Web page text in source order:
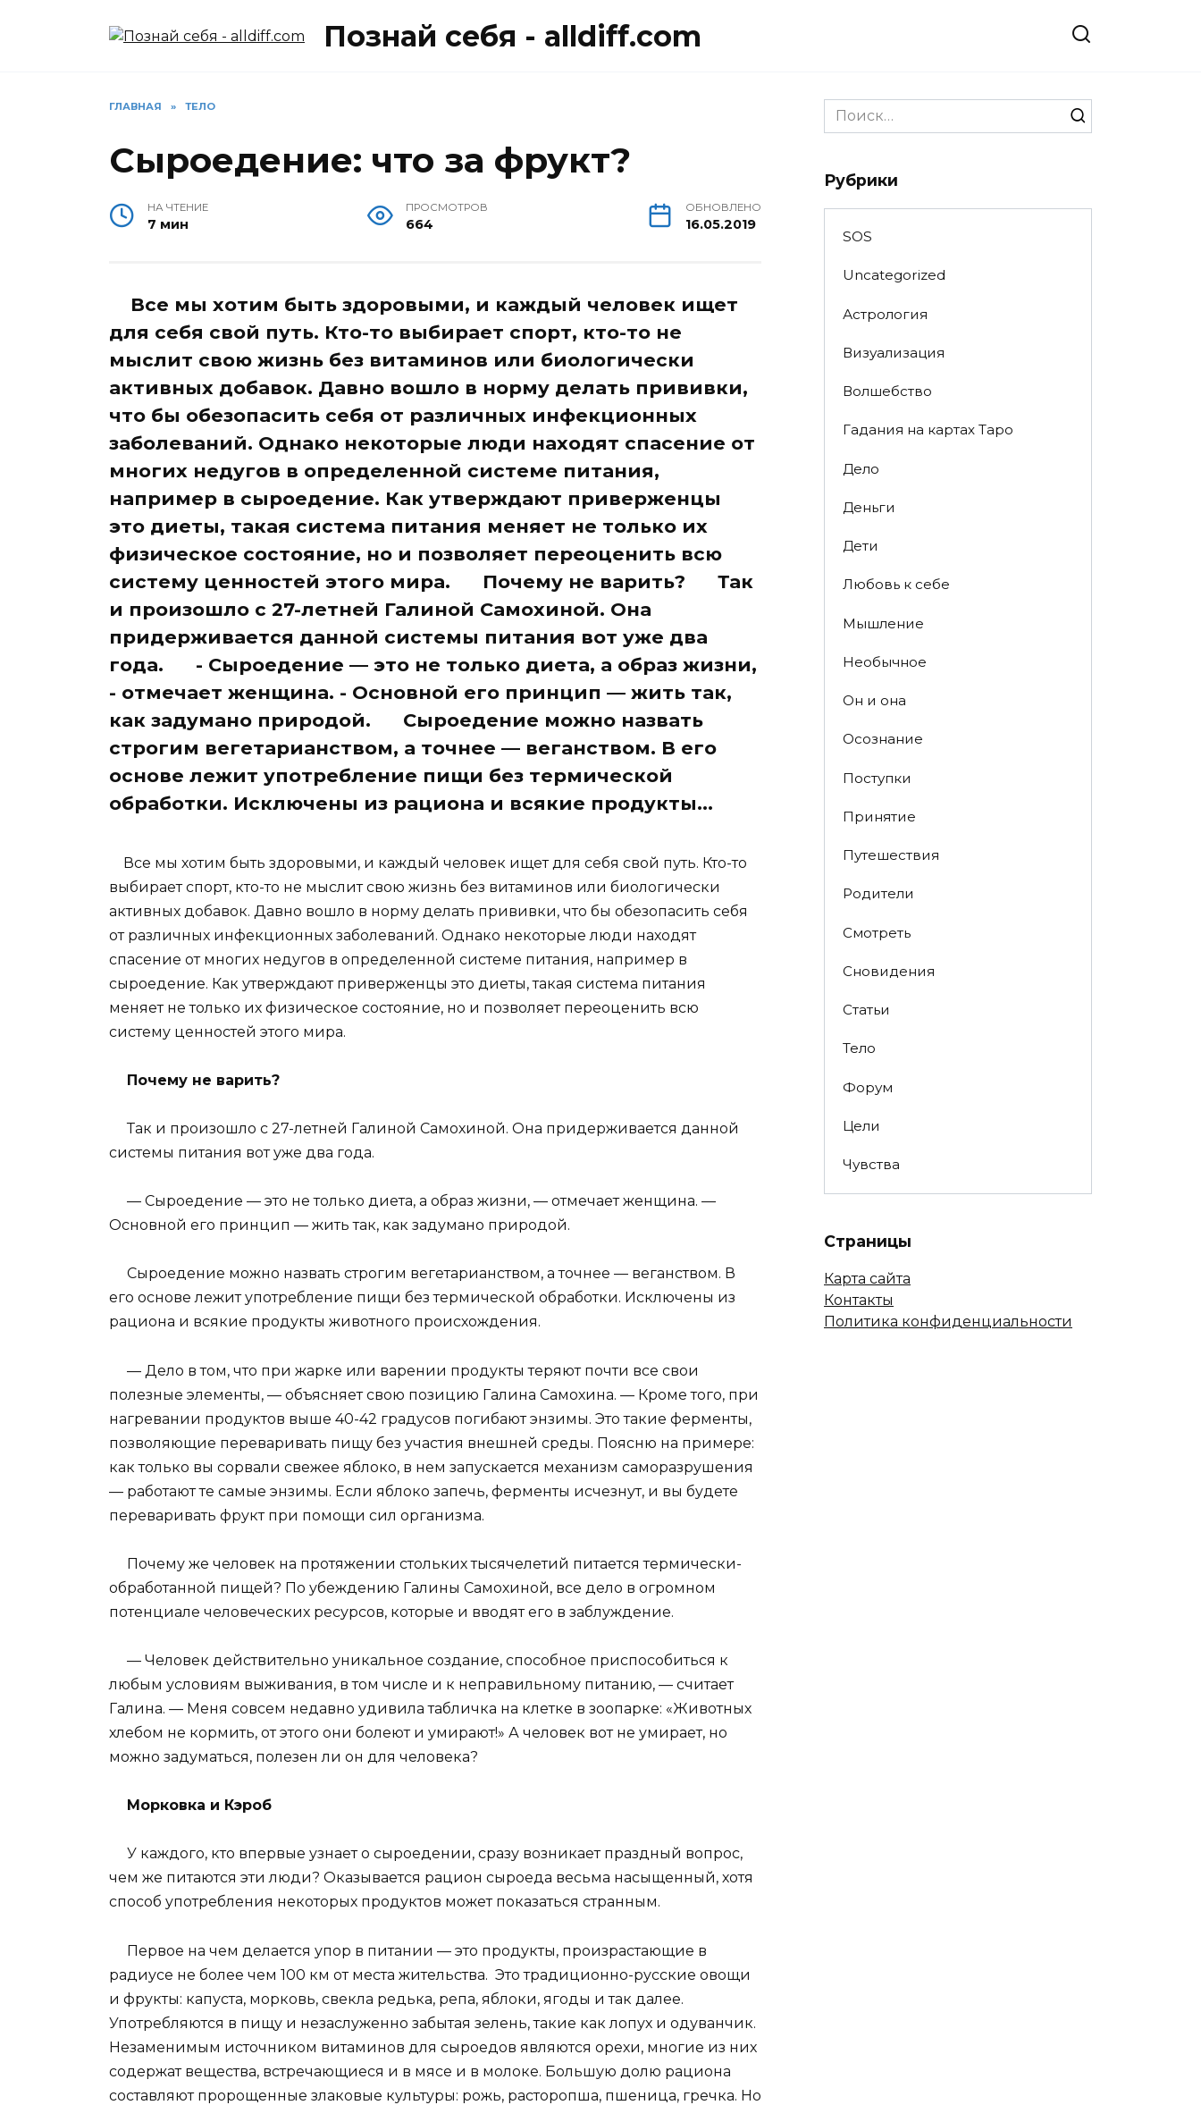
Познай себя - alldiff.com
ГЛАВНАЯ » ТЕЛО
Сыроедение: что за фрукт?
НА ЧТЕНИЕ
7 мин
ПРОСМОТРОВ
664
ОБНОВЛЕНО
16.05.2019
Все мы хотим быть здоровыми, и каждый человек ищет
для себя свой путь. Кто-то выбирает спорт, кто-то не
мыслит свою жизнь без витаминов или биологически
активных добавок. Давно вошло в норму делать прививки,
что бы обезопасить себя от различных инфекционных
заболеваний. Однако некоторые люди находят спасение от
многих недугов в определенной системе питания,
например в сыроедение. Как утверждают приверженцы
это диеты, такая система питания меняет не только их
физическое состояние, но и позволяет переоценить всю
систему ценностей этого мира. Почему не варить? Так
и произошло с 27-летней Галиной Самохиной. Она
придерживается данной системы питания вот уже два
года. - Сыроедение — это не только диета, а образ жизни,
- отмечает женщина. - Основной его принцип — жить так,
как задумано природой. Сыроедение можно назвать
строгим вегетарианством, а точнее — веганством. В его
основе лежит употребление пищи без термической
обработки. Исключены из рациона и всякие продукты...
Все мы хотим быть здоровыми, и каждый человек ищет для себя свой путь. Кто-то
выбирает спорт, кто-то не мыслит свою жизнь без витаминов или биологически
активных добавок. Давно вошло в норму делать прививки, что бы обезопасить себя
от различных инфекционных заболеваний. Однако некоторые люди находят
спасение от многих недугов в определенной системе питания, например в
сыроедение. Как утверждают приверженцы это диеты, такая система питания
меняет не только их физическое состояние, но и позволяет переоценить всю
систему ценностей этого мира.
Почему не варить?
Так и произошло с 27-летней Галиной Самохиной. Она придерживается данной
системы питания вот уже два года.
— Сыроедение — это не только диета, а образ жизни, — отмечает женщина. —
Основной его принцип — жить так, как задумано природой.
Сыроедение можно назвать строгим вегетарианством, а точнее — веганством. В
его основе лежит употребление пищи без термической обработки. Исключены из
рациона и всякие продукты животного происхождения.
— Дело в том, что при жарке или варении продукты теряют почти все свои
полезные элементы, — объясняет свою позицию Галина Самохина. — Кроме того, при
нагревании продуктов выше 40-42 градусов погибают энзимы. Это такие ферменты,
позволяющие переваривать пищу без участия внешней среды. Поясню на примере:
как только вы сорвали свежее яблоко, в нем запускается механизм саморазрушения
— работают те самые энзимы. Если яблоко запечь, ферменты исчезнут, и вы будете
переваривать фрукт при помощи сил организма.
Почему же человек на протяжении стольких тысячелетий питается термически-
обработанной пищей? По убеждению Галины Самохиной, все дело в огромном
потенциале человеческих ресурсов, которые и вводят его в заблуждение.
— Человек действительно уникальное создание, способное приспособиться к
любым условиям выживания, в том числе и к неправильному питанию, — считает
Галина. — Меня совсем недавно удивила табличка на клетке в зоопарке: «Животных
хлебом не кормить, от этого они болеют и умирают!» А человек вот не умирает, но
можно задуматься, полезен ли он для человека?
Морковка и Кэроб
У каждого, кто впервые узнает о сыроедении, сразу возникает праздный вопрос,
чем же питаются эти люди? Оказывается рацион сыроеда весьма насыщенный, хотя
способ употребления некоторых продуктов может показаться странным.
Первое на чем делается упор в питании — это продукты, произрастающие в
радиусе не более чем 100 км от места жительства. Это традиционно-русские овощи
и фрукты: капуста, морковь, свекла редька, репа, яблоки, ягоды и так далее.
Употребляются в пищу и незаслуженно забытая зелень, такие как лопух и одуванчик.
Незаменимым источником витаминов для сыроедов являются орехи, многие из них
содержат вещества, встречающиеся и в мясе и в молоке. Большую долю рациона
составляют пророщенные злаковые культуры: рожь, расторопша, пшеница, гречка. Но
Search
for:
Рубрики
SOS
Uncategorized
Астрология
Визуализация
Волшебство
Гадания на картах Таро
Дело
Деньги
Дети
Любовь к себе
Мышление
Необычное
Он и она
Осознание
Поступки
Принятие
Путешествия
Родители
Смотреть
Сновидения
Статьи
Тело
Форум
Цели
Чувства
Страницы
Карта сайта
Контакты
Политика конфиденциальности